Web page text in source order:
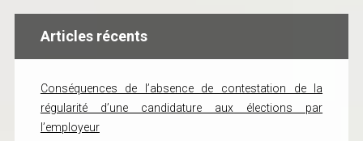
Articles récents
Conséquences de l’absence de contestation de la
régularité d’une candidature aux élections par
l’employeur